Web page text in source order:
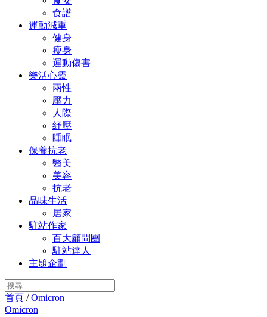
食譜
運動減重
健身
瘦身
運動傷害
樂活心靈
兩性
壓力
人際
紓壓
睡眠
保養抗老
醫美
美容
抗老
品味生活
居家
駐站作家
百大顧問團
駐站達人
主題企劃
首頁 /Omicron
Omicron